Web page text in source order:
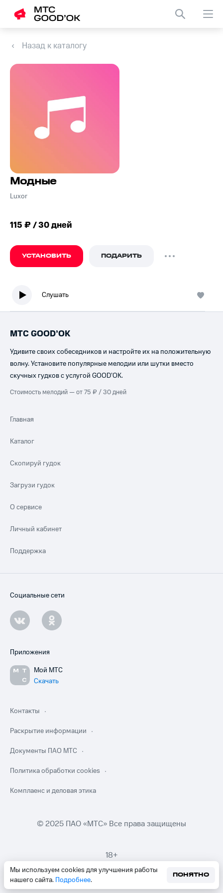
Назад к каталогу
Модные
Luxor
115 ₽ / 30 дней
УСТАНОВИТЬ ПОДАРИТЬ
Слушать
Мы используем cookies для улучшения работы
нашего сайта. Подробнее.
ПОНЯТНО
МТС GOOD’OK
Удивите своих собеседников и настройте их на положительную
волну. Установите популярные мелодии или шутки вместо
скучных гудков с услугой GOOD’OK.
Стоимость мелодий — от 75 ₽ / 30 дней
Главная
Каталог
Скопируй гудок
Загрузи гудок
О сервисе
Личный кабинет
Поддержка
Социальные сети
Приложения
Мой МТС
Скачать
Контакты
Раскрытие информации
Документы ПАО МТС
Политика обработки cookies
Комплаенс и деловая этика
© 2025 ПАО «МТС» Все права защищены
18+